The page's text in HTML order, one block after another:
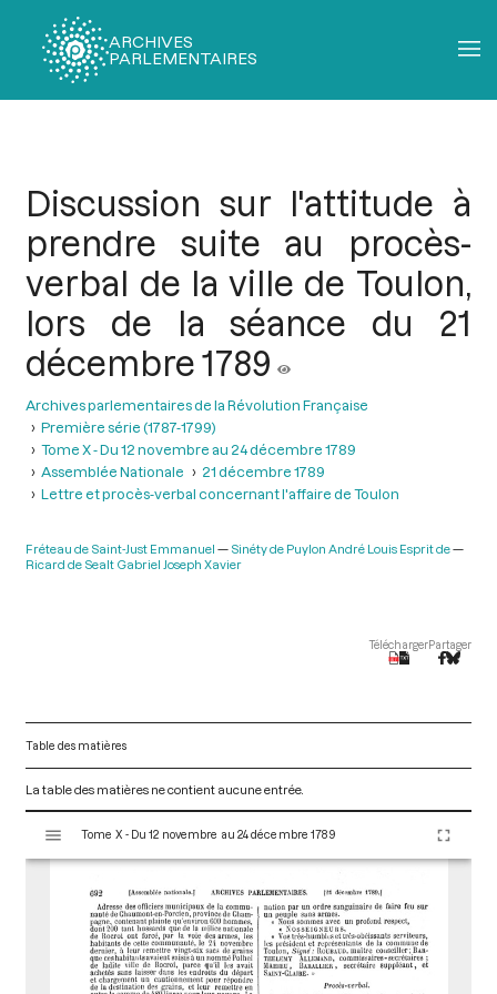
ARCHIVES
PARLEMENTAIRES
Discussion sur l'attitude à
prendre suite au procès-
verbal de la ville de Toulon,
lors de la séance du 21
décembre 1789
Archives parlementaires de la Révolution Française
Première série (1787-1799)
Tome X - Du 12 novembre au 24 décembre 1789
Assemblée Nationale
21 décembre 1789
Lettre et procès-verbal concernant l'affaire de Toulon
Fréteau de Saint-Just Emmanuel
Sinéty de Puylon André Louis Esprit de
Ricard de Sealt Gabriel Joseph Xavier
TéléchargerPartager
Table des matières
La table des matières ne contient aucune entrée.
s
Tome X - Du 12 novembre au 24 décembre 1789